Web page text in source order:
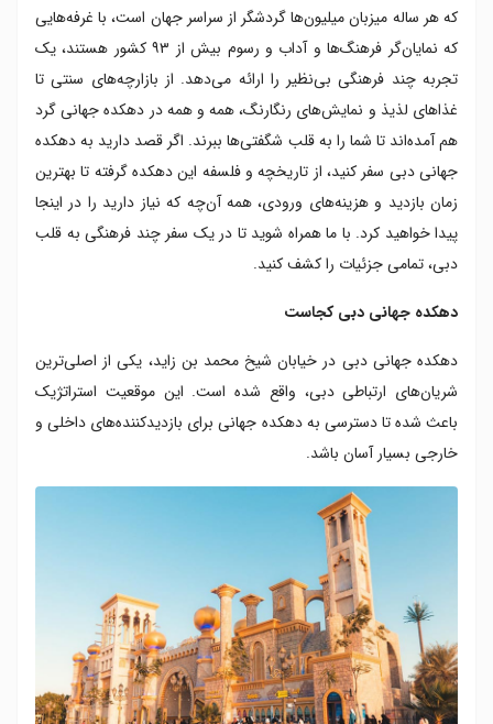
معرفی دهکده جهانی دبی
ساعات کاری دهکده جهانی دبی
هزینه بلیط دهکده جهانی دبی
دهکده جهانی دبی باز است
دهکده جهانی دبی در تابستان
بخش های مختلف دهکده جهانی دبی
بخش های فرهنگی و نمایشگاه های بین المللی دهکده
جهانی دبی
مراکز خرید و بازارهای محلی در دهکده جهانی دبی
رستوران ها و غذاهای محلی دهکده جهانی دبی
بخش های تفریحی و سرگرمی ها در دهکده جهانی دبی
دبی
نکات مهم برای بازدید از دهکده جهانی دبی
که هر ساله میزبان میلیون‌ها گردشگر از سراسر جهان است، با غرفه‌هایی
که نمایان‌گر فرهنگ‌ها و آداب و رسوم بیش از ۹۳ کشور هستند، یک
تجربه چند فرهنگی بی‌نظیر را ارائه می‌دهد. از بازارچه‌های سنتی تا
غذاهای لذیذ و نمایش‌های رنگارنگ، همه و همه در دهکده جهانی گرد
هم آمده‌اند تا شما را به قلب شگفتی‌ها ببرند. اگر قصد دارید به دهکده
جهانی دبی سفر کنید، از تاریخچه و فلسفه این دهکده گرفته تا بهترین
زمان بازدید و هزینه‌های ورودی، همه آن‌چه که نیاز دارید را در اینجا
پیدا خواهید کرد. با ما همراه شوید تا در یک سفر چند فرهنگی به قلب
دبی، تمامی جزئیات را کشف کنید.
دهکده جهانی دبی کجاست
دهکده جهانی دبی در خیابان شیخ محمد بن زاید، یکی از اصلی‌ترین
شریان‌های ارتباطی دبی، واقع شده است. این موقعیت استراتژیک
باعث شده تا دسترسی به دهکده جهانی برای بازدیدکننده‌های داخلی و
خارجی بسیار آسان باشد.